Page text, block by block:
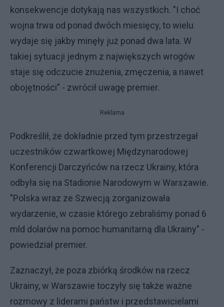
konsekwencje dotykają nas wszystkich. "I choć
wojna trwa od ponad dwóch miesięcy, to wielu
wydaje się jakby minęły już ponad dwa lata. W
takiej sytuacji jednym z największych wrogów
staje się odczucie znużenia, zmęczenia, a nawet
obojętności" - zwrócił uwagę premier.
Reklama
Podkreślił, że dokładnie przed tym przestrzegał
uczestników czwartkowej Międzynarodowej
Konferencji Darczyńców na rzecz Ukrainy, która
odbyła się na Stadionie Narodowym w Warszawie.
"Polska wraz ze Szwecją zorganizowała
wydarzenie, w czasie którego zebraliśmy ponad 6
mld dolarów na pomoc humanitarną dla Ukrainy" -
powiedział premier.
Zaznaczył, że poza zbiórką środków na rzecz
Ukrainy, w Warszawie toczyły się także ważne
rozmowy z liderami państw i przedstawicielami